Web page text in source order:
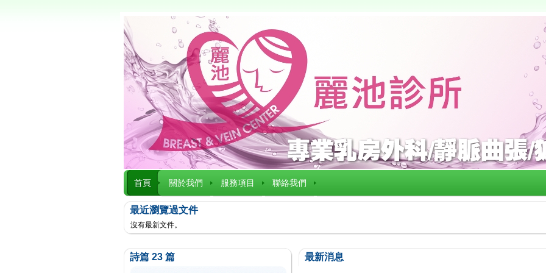
首頁 關於我們 服務項目 聯絡我們
最近瀏覽過文件
沒有最新文件。
詩篇 23 篇 最新消息